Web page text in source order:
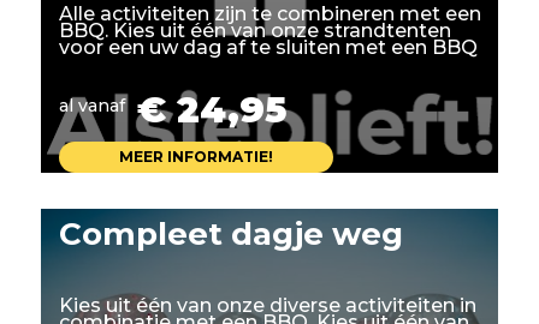
Alle activiteiten zijn te combineren met een
BBQ. Kies uit één van onze strandtenten
voor een uw dag af te sluiten met een BBQ
al vanaf € 24,95
MEER INFORMATIE!
Compleet dagje weg
Kies uit één van onze diverse activiteiten in